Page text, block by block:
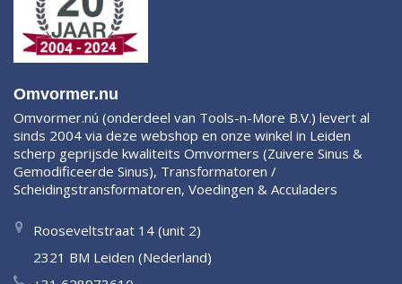
Omvormer.nu
Omvormer.nú (onderdeel van Tools-n-More B.V.) levert al
sinds 2004 via deze webshop en onze winkel in Leiden
scherp geprijsde kwaliteits Omvormers (Zuivere Sinus &
Gemodificeerde Sinus), Transformatoren /
Scheidingstransformatoren, Voedingen & Acculaders
Rooseveltstraat 14 (unit 2)
2321 BM Leiden (Nederland)